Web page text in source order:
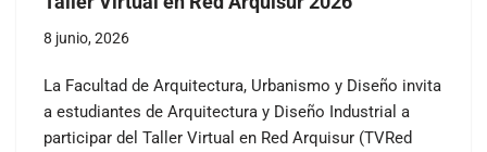
8 junio, 2026
La Facultad de Arquitectura, Urbanismo y Diseño invita
a estudiantes de Arquitectura y Diseño Industrial a
participar del Taller Virtual en Red Arquisur (TVRed